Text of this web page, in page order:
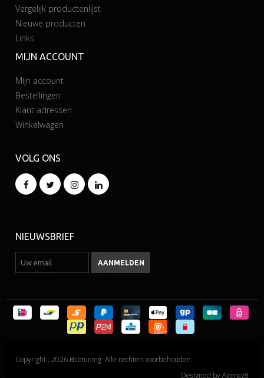
Vergelijk productenlijst
Nieuwe producten
Links
MIJN ACCOUNT
Mijn account
Bestellingen
Klant adressen
Winkelwagen
VOLG ONS
NIEUWSBRIEF
Copyright ; 2026 Bobtuning. Alle rechten voorbehouden.
Designed byAgency8